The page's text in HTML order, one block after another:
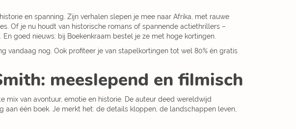
en spanning. Zijn verhalen slepen je mee naar Afrika, met rauwe
Of je nu houdt van historische romans of spannende actiethrillers –
goed nieuws: bij Boekenkraam bestel je ze met hoge kortingen.
vandaag nog. Ook profiteer je van stapelkortingen tot wel 80% én gratis
meeslepend en filmisch
mix van avontuur, emotie en historie. De auteur deed wereldwijd
aan één boek. Je merkt het: de details kloppen, de landschappen leven,